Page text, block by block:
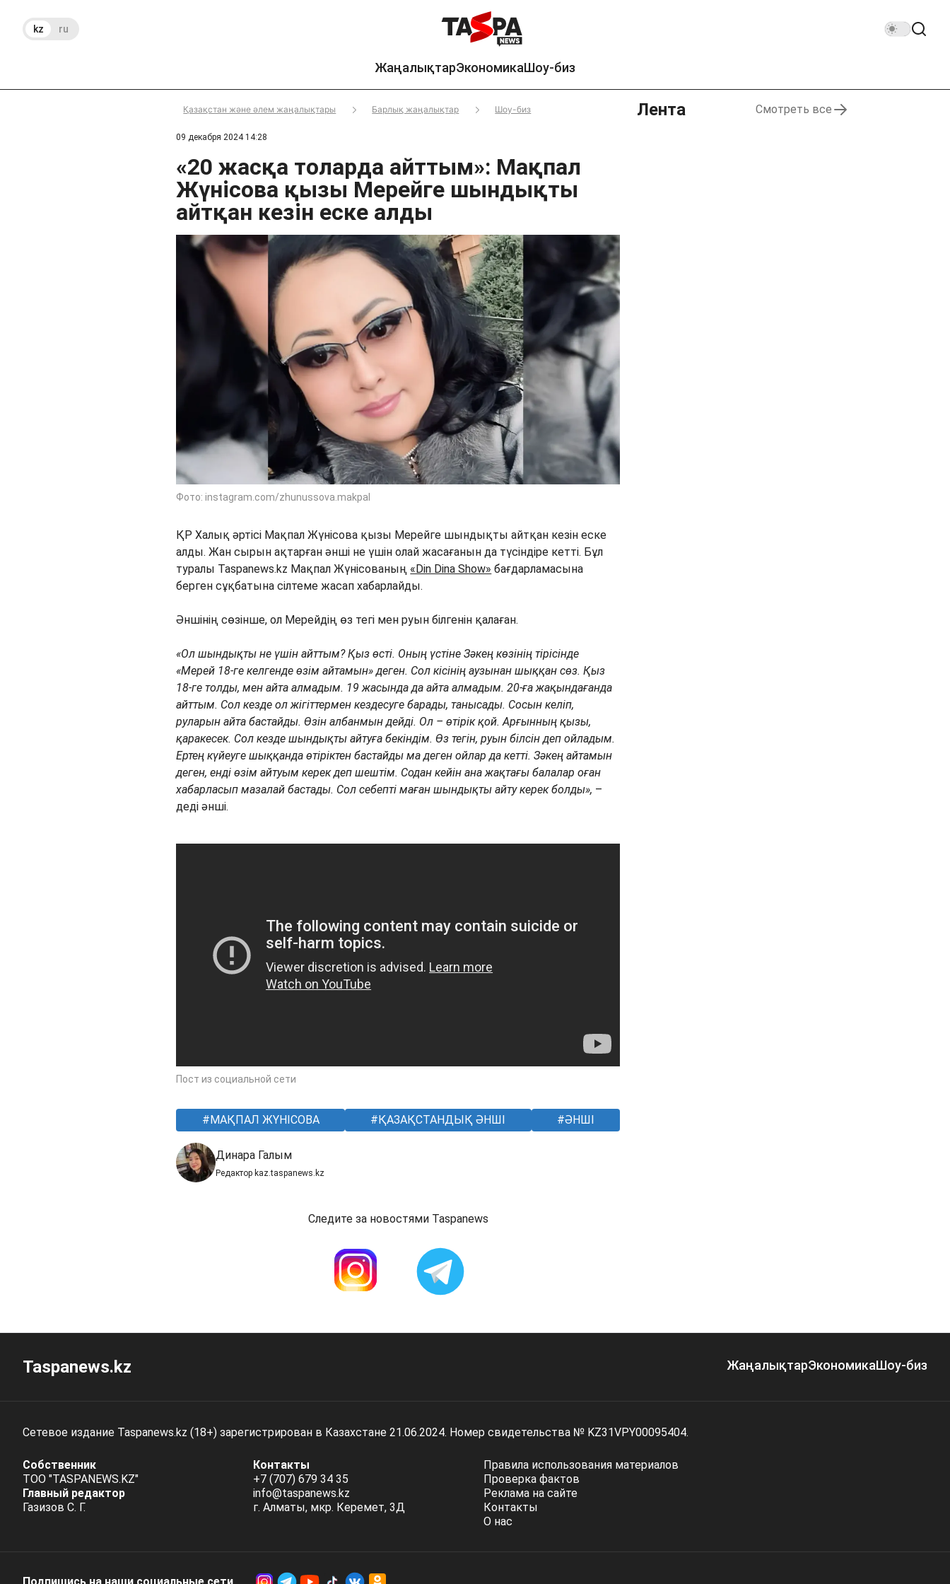
kz ru
ЖаңалықтарЭкономикаШоу-биз
Қазақстан және әлем жаңалықтары Барлық жаңалықтар Шоу-биз
09 декабря 2024 14:28
«20 жасқа толарда айттым»: Мақпал
Жүнісова қызы Мерейге шындықты
айтқан кезін еске алды
Фото: instagram.com/zhunussova.makpal
ҚР Халық әртісі Мақпал Жүнісова қызы Мерейге шындықты айтқан кезін еске
алды. Жан сырын ақтарған әнші не үшін олай жасағанын да түсіндіре кетті. Бұл
туралы Taspanews.kz Мақпал Жүнісованың «Din Dina Show» бағдарламасына
берген сұқбатына сілтеме жасап хабарлайды.
Әншінің сөзінше, ол Мерейдің өз тегі мен руын білгенін қалаған.
«Ол шындықты не үшін айттым? Қыз өсті. Оның үстіне Зәкең көзінің тірісінде
«Мерей 18-ге келгенде өзім айтамын» деген. Сол кісінің аузынан шыққан сөз. Қыз
18-ге толды, мен айта алмадым. 19 жасында да айта алмадым. 20-ға жақындағанда
айттым. Сол кезде ол жігіттермен кездесуге барады, танысады. Сосын келіп,
руларын айта бастайды. Өзін албанмын дейді. Ол – өтірік қой. Арғынның қызы,
қаракесек. Сол кезде шындықты айтуға бекіндім. Өз тегін, руын білсін деп ойладым.
Ертең күйеуге шыққанда өтіріктен бастайды ма деген ойлар да кетті. Зәкең айтамын
деген, енді өзім айтуым керек деп шештім. Содан кейін ана жақтағы балалар оған
хабарласып мазалай бастады. Сол себепті маған шындықты айту керек болды», –
деді әнші.
Пост из социальной сети
МАҚПАЛ ЖҮНІСОВА ҚАЗАҚСТАНДЫҚ ӘНШІ ӘНШІ
Динара Галым
Редактор kaz.taspanews.kz
Следите за новостями Taspanews
Лента Смотреть все
Taspanews.kz ЖаңалықтарЭкономикаШоу-биз
Сетевое издание Taspanews.kz (18+) зарегистрирован в Казахстане 21.06.2024. Номер свидетельства № KZ31VPY00095404.
Собственник
ТОО "TASPANEWS.KZ"
Главный редактор
Газизов С. Г.
Контакты
+7 (707) 679 34 35
info@taspanews.kz
г. Алматы, мкр. Керемет, 3Д
Правила использования материалов
Проверка фактов
Реклама на сайте
Контакты
О нас